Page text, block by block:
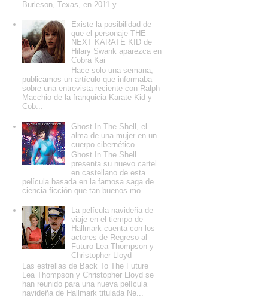
Burleson, Texas, en 2011 y ...
Existe la posibilidad de
que el personaje THE
NEXT KARATE KID de
Hilary Swank aparezca en
Cobra Kai
Hace solo una semana,
publicamos un artículo que informaba
sobre una entrevista reciente con Ralph
Macchio de la franquicia Karate Kid y
Cob...
Ghost In The Shell, el
alma de una mujer en un
cuerpo cibernético
Ghost In The Shell
presenta su nuevo cartel
en castellano de esta
película basada en la famosa saga de
ciencia ficción que tan buenos mo...
La película navideña de
viaje en el tiempo de
Hallmark cuenta con los
actores de Regreso al
Futuro Lea Thompson y
Christopher Lloyd
Las estrellas de Back To The Future
Lea Thompson y Christopher Lloyd se
han reunido para una nueva película
navideña de Hallmark titulada Ne...